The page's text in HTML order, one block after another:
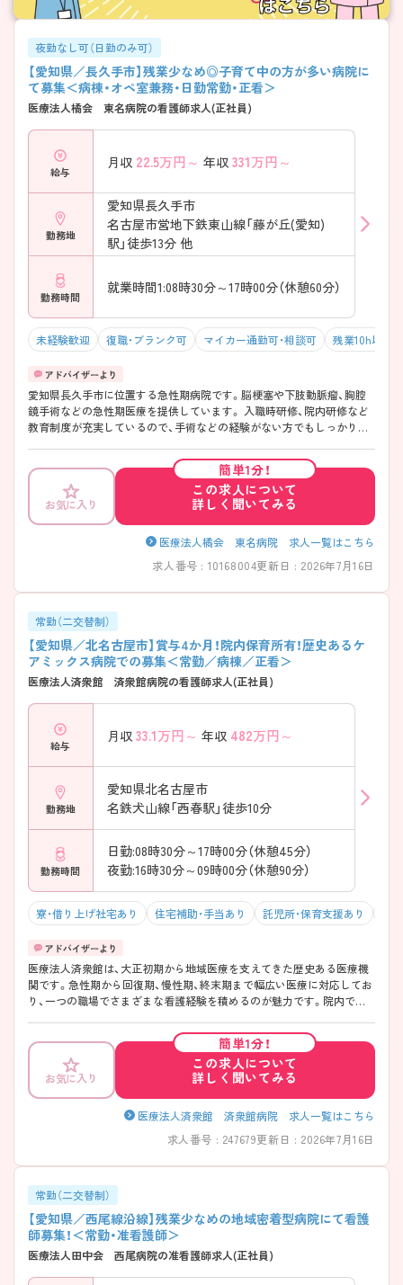
夜勤なし可（日勤のみ可）
【愛知県／長久手市】残業少なめ◎子育て中の方が多い病院に
て募集＜病棟・オペ室兼務・日勤常勤・正看＞
医療法人橘会 東名病院の看護師求人(正社員)
給与
月収 22.5万円～ 年収 331万円～
勤務地
愛知県長久手市
名古屋市営地下鉄東山線「藤が丘(愛知)
駅」徒歩13分 他
勤務時間
就業時間1:08時30分～17時00分（休憩60分）
未経験歓迎 復職・ブランク可 マイカー通勤可・相談可 残業10h以下（
愛知県長久手市に位置する急性期病院です。脳梗塞や下肢動脈瘤、胸腔
鏡手術などの急性期医療を提供しています。 入職時研修、院内研修など
教育制度が充実しているので、手術などの経験がない方でもしっかり学
周囲のサポートがしっかりしていますのでご安心ください。 ご興味ある
方には、面接対策ポイントなど、さらに詳細をお話しいたしますのでお気
軽にご相談ください。
お気に入り
簡単1分！
この求人について
詳しく聞いてみる
医療法人橘会 東名病院 求人一覧はこちら
求人番号 : 10168004更新日 : 2026年7月16日
常勤（二交替制）
【愛知県／北名古屋市】賞与4か月！院内保育所有！歴史あるケ
アミックス病院での募集＜常勤／病棟／正看＞
医療法人済衆館 済衆館病院の看護師求人(正社員)
給与
月収 33.1万円～ 年収 482万円～
勤務地
愛知県北名古屋市
名鉄犬山線「西春駅」徒歩10分
勤務時間
日勤:08時30分～17時00分（休憩45分）
夜勤:16時30分～09時00分（休憩90分）
寮・借り上げ社宅あり 住宅補助・手当あり 託児所・保育支援あり
医療法人済衆館は、大正初期から地域医療を支えてきた歴史ある医療機
関です。急性期から回復期、慢性期、終末期まで幅広い医療に対応してお
り、一つの職場でさまざまな看護経験を積めるのが魅力です。院内で治
やすい環境です。また、勤務体系や休日制度も整っており、無理なく長く
働きたい方にぴったりです！子育て支援や教育体制も充実しているため、
これからスキルアップしたい方やブランクのある方にも安心してご勤務
いただけます！長くご勤務したい方にはおすすめの、地域医療を支える安
心の総合病院です♪ ――――――――――――――― ■ 働きやすさ重
大切にしながら働ける環境になっています
――――――――――――――― ライフステージに合わせた働き方が
可能です。 ・24時間対応の院内託児所を完備 ・短時間勤務制度あり（入社
後） ・子育て中のスタッフ多数在籍 → 育児と仕事を無理なく両立できる
職場です♪ ――――――――――――――― ■ 段階的に学べる教育体
制 ――――――――――――――― 経験に応じて安心して成長できま
す。 ・院内ラダー制度でスキルアップ可能 ・復職者向け研修あり ・学会参
お気に入り
簡単1分！
この求人について
詳しく聞いてみる
医療法人済衆館 済衆館病院 求人一覧はこちら
求人番号 : 247679更新日 : 2026年7月16日
常勤（二交替制）
【愛知県／西尾線沿線】残業少なめの地域密着型病院にて看護
師募集！＜常勤・准看護師＞
医療法人田中会 西尾病院の准看護師求人(正社員)